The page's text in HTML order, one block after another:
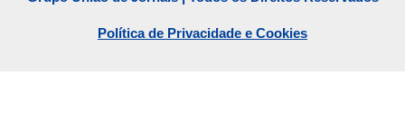
Política de Privacidade e Cookies